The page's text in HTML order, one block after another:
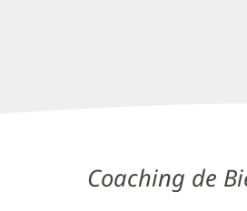
Coaching de